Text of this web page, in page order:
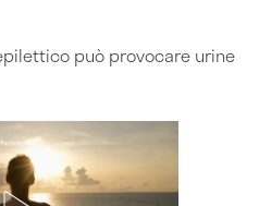
può provocare urine